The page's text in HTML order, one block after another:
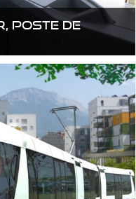
poste de